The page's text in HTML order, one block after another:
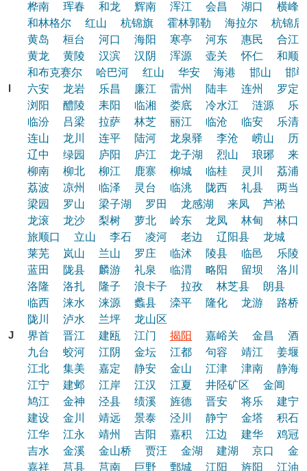
桦南
珲春 和龙 辉南 浑江 会昌 湖口
横峰
和林格尔
红山 杭锦旗 霍林郭勒 海拉尔
杭锦后
黄岛
桓台 河口 海阳 寒亭 河东 惠民
合江
黄龙
黄陵 汉滨 汉阴 浑源 壶关 怀仁
和顺
和布克赛尔
哈巴河 红山 华安 海港 邯山
邯
l
六安 龙岩 乐昌 廉江 雷州 陆丰 连州
罗定
浏阳
醴陵 耒阳 临湘 娄底 冷水江 涟源
乐
临汾
吕梁 拉萨 林芝 丽江 临沧 临安
乐清
连山
龙川 连平 陆河 龙泉驿 李沧 崂山
历
辽中
绿园 庐阳 庐江 龙子湖 烈山 琅琊
来
柳南
柳北 柳江 鹿寨 柳城 临桂 灵川
荔浦
荔波
凉州 临泽 灵台 临洮 陇西 礼县
两当
梁园
罗山 梁子湖 罗田 龙感湖 来凤 芦淞
龙滚
龙沙 梨树 萝北 岭东 龙凤 林甸
林口
旅顺口
立山 李石 凌河 老边 辽阳县 龙城
莱芜
岚山 兰山 罗庄 临沭 陵县 临邑
乐陵
蓝田
陇县 麟游 礼泉 临渭 略阳 留坝
洛川
洛隆
洛扎 隆子 浪卡子 拉孜 林芝县 朗县
临西
涞水 涞源 蠡县 滦平 隆化 龙游
路桥
陇川
泸水 兰坪
龙山区
J
界首 晋江 建瓯 江门 揭阳 嘉峪关 金昌
酒
九台
蛟河 江阴 金坛 江都 句容 靖江
姜堰
江北
集美 嘉定 静安 金山 江津 津南
静海
江宁
建邺 江岸 江汉 江夏 井陉矿区 金阊
鸠江
金神 泾县 绩溪 旌德 晋安 将乐
建宁
建设
金川 靖远 景泰 泾川 静宁 金塔
积石
江华
江永 靖州 吉阳 嘉积 江边 建华
鸡冠
吉水
金溪 金山桥 贾汪 金湖 建湖 京口
金
嘉祥
莒县 莒南 巨野 鄄城 江阳 旌阳 江油